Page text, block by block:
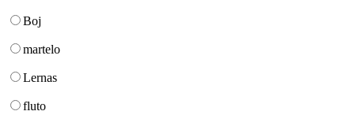
Boj
martelo
Lernas
fluto